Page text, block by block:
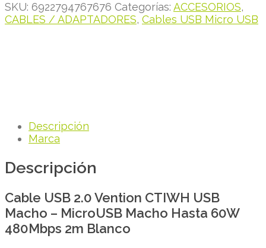
SKU: 6922794767676 Categorías: ACCESORIOS,
CABLES / ADAPTADORES, Cables USB Micro USB
Descripción
Marca
Descripción
Cable USB 2.0 Vention CTIWH USB
Macho – MicroUSB Macho Hasta 60W
480Mbps 2m Blanco